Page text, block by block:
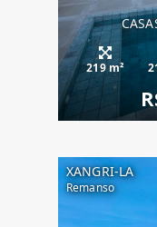
219 m²
XANGRI-LA
Remanso